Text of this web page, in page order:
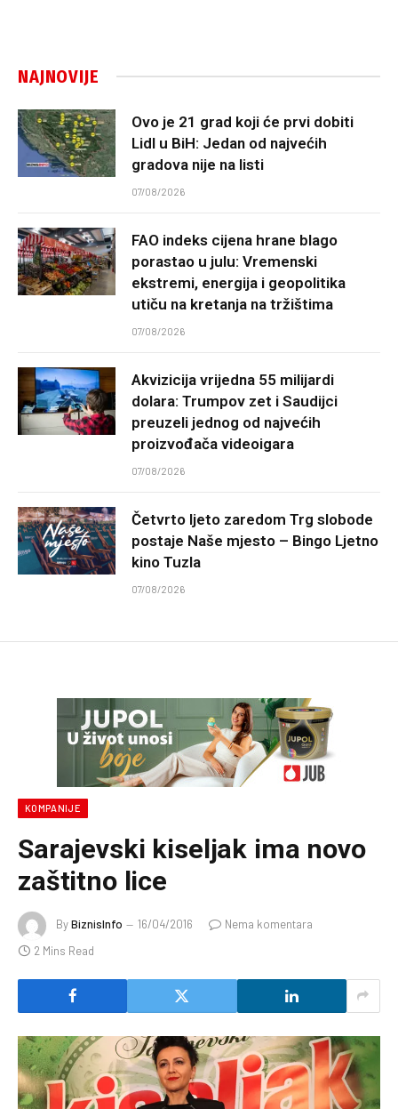
NAJNOVIJE
Ovo je 21 grad koji će prvi dobiti
Lidl u BiH: Jedan od najvećih
gradova nije na listi
07/08/2026
FAO indeks cijena hrane blago
porastao u julu: Vremenski
ekstremi, energija i geopolitika
utiču na kretanja na tržištima
07/08/2026
Akvizicija vrijedna 55 milijardi
dolara: Trumpov zet i Saudijci
preuzeli jednog od najvećih
proizvođača videoigara
07/08/2026
Četvrto ljeto zaredom Trg slobode
postaje Naše mjesto – Bingo Ljetno
kino Tuzla
07/08/2026
KOMPANIJE
Sarajevski kiseljak ima novo
zaštitno lice
ByBiznisInfo 16/04/2016
Nema komentara
2 Mins Read